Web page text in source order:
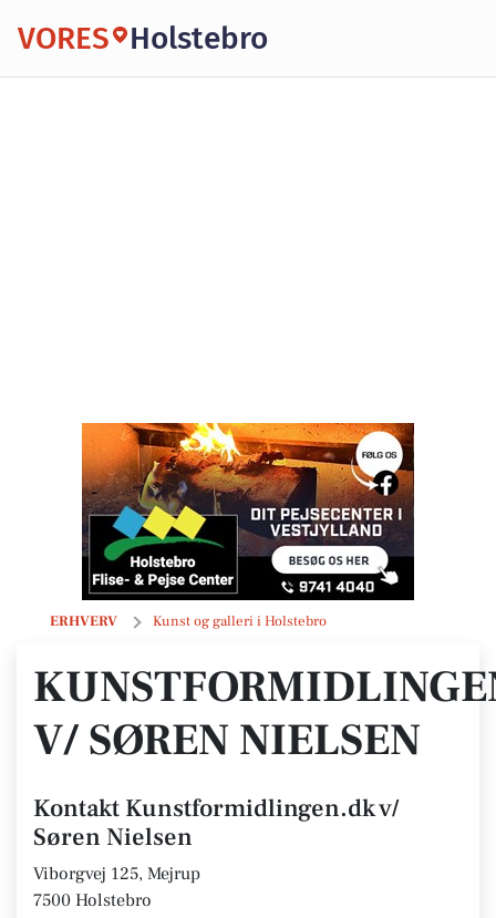
VORES Holstebro
ERHVERV Kunst og galleri i Holstebro
Kunstformidlingen.dk v/ Søren Nielsen
V/ SØREN NIELSEN
Kontakt Kunstformidlingen.dk v/
Søren Nielsen
Viborgvej 125, Mejrup
7500 Holstebro